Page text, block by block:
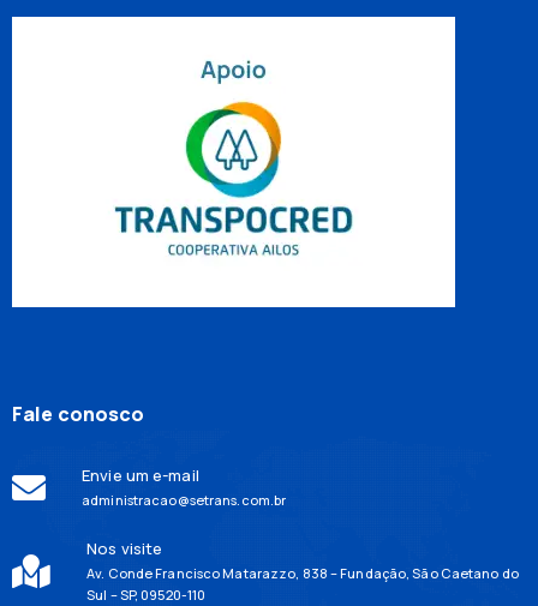
Fale conosco
Envie um e-mail
administracao@setrans.com.br
Nos visite
Av. Conde Francisco Matarazzo, 838 – Fundação, São Caetano do
Sul – SP, 09520-110